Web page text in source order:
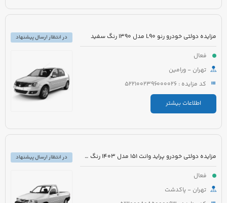
مزایده دولتی خودرو رنو L90 مدل 1390 رنگ سفید
فعال
تهران - ورامین
کد مزایده : 5221002396000026
اطلاعات بیشتر
در انتظار ارسال پیشنهاد
مزایده دولتی خودرو پراید وانت 151 مدل 1403 رنگ سفید صدفی
فعال
تهران - پاکدشت
در انتظار ارسال پیشنهاد